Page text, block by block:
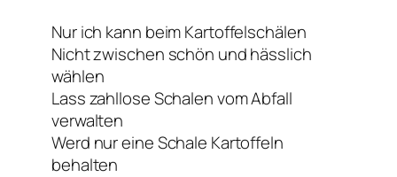
Nur ich kann beim Kartoffelschälen
Nicht zwischen schön und hässlich
wählen
Lass zahllose Schalen vom Abfall
verwalten
Werd nur eine Schale Kartoffeln
behalten